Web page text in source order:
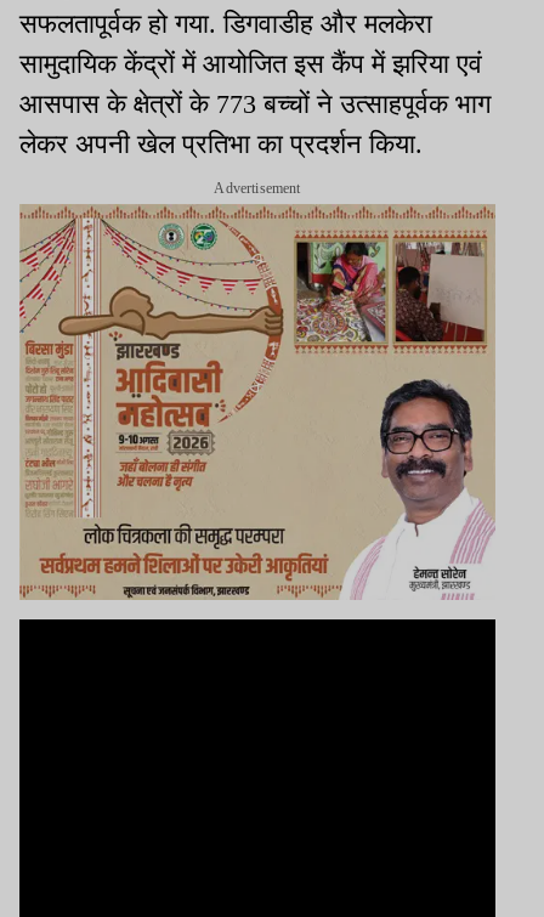
सफलतापूर्वक हो गया. डिगवाडीह और मलकेरा
सामुदायिक केंद्रों में आयोजित इस कैंप में झरिया एवं
आसपास के क्षेत्रों के 773 बच्चों ने उत्साहपूर्वक भाग
लेकर अपनी खेल प्रतिभा का प्रदर्शन किया.
Advertisement